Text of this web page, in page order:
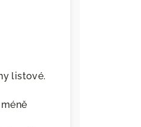
listové.